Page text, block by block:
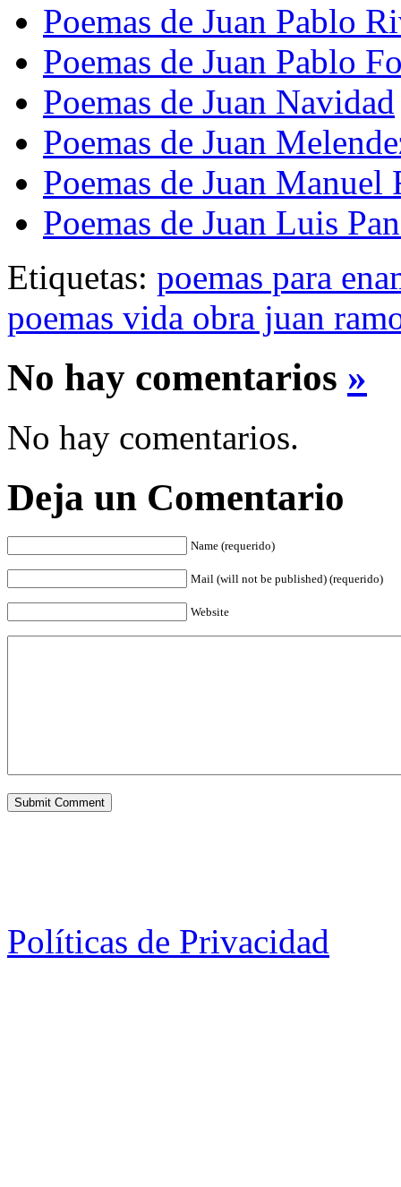
Poemas de Juan Pablo
Poemas de Juan Pablo
Poemas de Juan Navidad
Poemas de Juan
Poemas de Juan Manuel
Poemas de Juan Luis
Etiquetas: poemas para
poemas vida obra juan
No hay comentarios »
No hay comentarios.
Deja un Comentario
Name (requerido)
Mail (will not be published) (requerido)
Website
Políticas de Privacidad